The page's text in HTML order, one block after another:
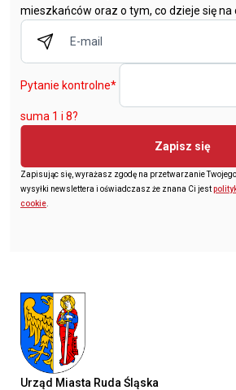
mieszkańców oraz o tym, co dzieje się na
Pytanie kontrolne*
suma 1 i 8?
Zapisz się
Zapisując się, wyrażasz zgodę na przetwarzanie
wysyłki newslettera i oświadczasz że znana Ci jest
cookie
Urząd Miasta Ruda Śląska